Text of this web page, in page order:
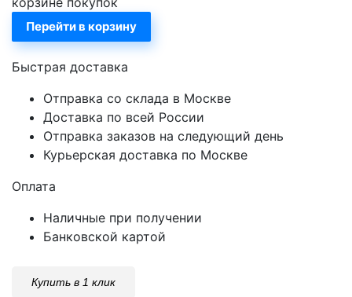
Перейти в корзину
Быстрая доставка
Отправка со склада в Москве
Доставка по всей России
Отправка заказов на следующий день
Курьерская доставка по Москве
Оплата
Наличные при получении
Банковской картой
Купить в 1 клик